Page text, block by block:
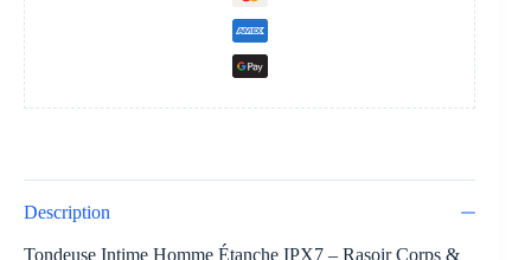
Description
Tondeuse Intime Homme Étanche IPX7 – Rasoir Corps &